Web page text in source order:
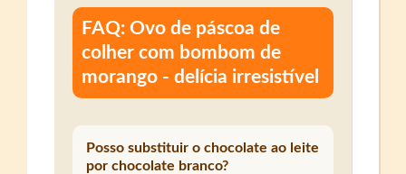
FAQ: Ovo de páscoa de
colher com bombom de
morango - delícia irresistível
Posso substituir o chocolate ao leite
por chocolate branco?